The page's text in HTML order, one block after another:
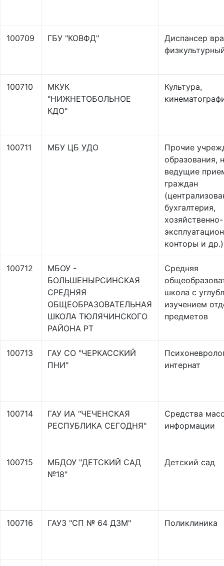
100709 ГБУ "КОВФД"
Диспансер
100710
МКУК
"НИЖНЕТОБОЛЬНОЕ
КДО"
Культура,
100711 МБУ ЦБ УДО
Прочие
образования,
ведущие
граждан
бухгалтерия,
хозяйственно-
конторы и др.)
100712
МБОУ -
БОЛЬШЕНЫРСИНСКАЯ
СРЕДНЯЯ
ОБЩЕОБРАЗОВАТЕЛЬНАЯ
ШКОЛА ТЮЛЯЧИНСКОГО
РАЙОНА РТ
Средняя
школа с
изучением
предметов
100713
ГАУ СО "ЧЕРКАССКИЙ
ПНИ"
интернат
100714
ГАУ ИА "ЧЕЧЕНСКАЯ
РЕСПУБЛИКА СЕГОДНЯ"
Средства
информации
100715
МБДОУ "ДЕТСКИЙ САД
№18"
Детский сад
100716 ГАУЗ "СП № 64 ДЗМ" Поликлиника